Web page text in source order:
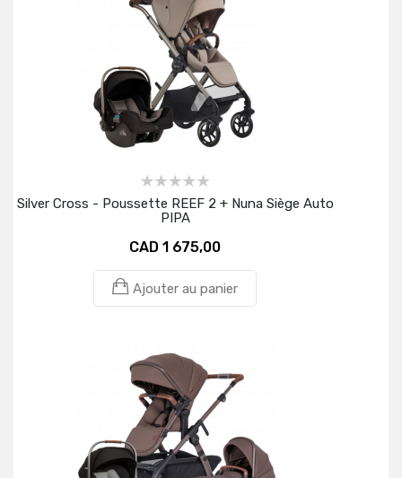
Silver Cross - Poussette REEF 2 + Nuna Siège Auto
PIPA
CAD 1 675,00
Ajouter au panier